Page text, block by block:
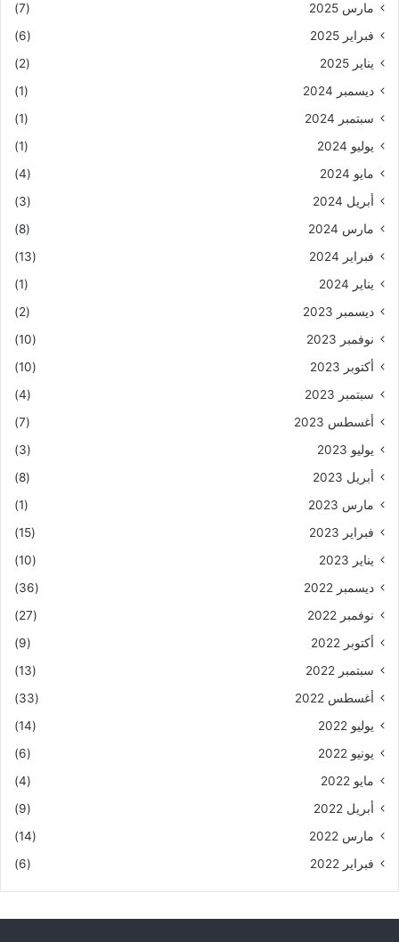
مارس 2025
(7)
فبراير 2025
(6)
يناير 2025
(2)
ديسمبر 2024
(1)
سبتمبر 2024
(1)
يوليو 2024
(1)
مايو 2024
(4)
أبريل 2024
(3)
مارس 2024
(8)
فبراير 2024
(13)
يناير 2024
(1)
ديسمبر 2023
(2)
نوفمبر 2023
(10)
أكتوبر 2023
(10)
سبتمبر 2023
(4)
أغسطس 2023
(7)
يوليو 2023
(3)
أبريل 2023
(8)
مارس 2023
(1)
فبراير 2023
(15)
يناير 2023
(10)
ديسمبر 2022
(36)
نوفمبر 2022
(27)
أكتوبر 2022
(9)
سبتمبر 2022
(13)
أغسطس 2022
(33)
يوليو 2022
(14)
يونيو 2022
(6)
مايو 2022
(4)
أبريل 2022
(9)
مارس 2022
(14)
فبراير 2022
(6)